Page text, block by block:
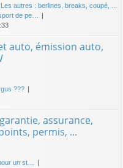
Les autres : berlines, breaks, coupé, ...
de pe…
auto, émission auto,
???
assurance,
permis, ...
un st…